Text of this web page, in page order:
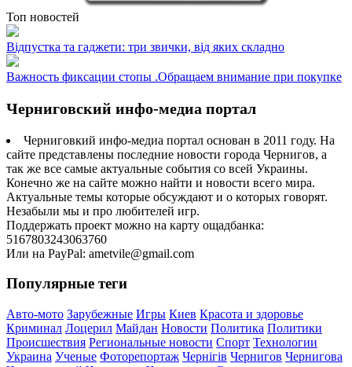
Топ новостей
Відпустка та гаджети: три звички, від яких складно
Важность фиксации стопы .Обращаем внимание при покупке
Черниговский инфо-медиа портал
Черниговкий инфо-медиа портал основан в 2011 году. На
сайте представлены последние новости города Чернигов, а
так же все самые актуальные события со всей Украины.
Конечно же на сайте можно найти и новости всего мира.
Актуальные темы которые обсуждают и о которых говорят.
Незабыли мы и про любителей игр.
Поддержать проект можно на карту ощадбанка:
5167803243063760
Или на PayPal: ametvile@gmail.com
Популярные теги
Авто-мото Зарубежные Игры Киев Красота и здоровье
Криминал Лоцерил Майдан Новости Политика Политики
Происшествия Региональные новости Спорт Технологии
Украина Ученые Фоторепортаж Чернігів Чернигов Чернигова